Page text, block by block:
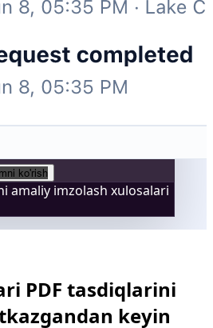
ko'rish
amaliy imzolash xulosalari
PDF tasdiqlarini
keyin